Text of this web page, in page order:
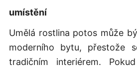
umístění
Umělá rostlina potos může
moderního bytu, přestože
tradičním interiérem.